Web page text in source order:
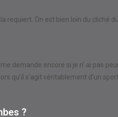
requiert. On est bien loin du cliché
demande encore si je n’ ai pas
qu’il s’agit véritablement d’un
?